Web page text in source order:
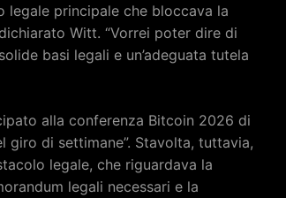
legale principale che bloccava la
Witt. “Vorrei poter dire di
basi legali e un’adeguata tutela
alla conferenza Bitcoin 2026 di
giro di settimane”. Stavolta, tuttavia,
legale, che riguardava la
legali necessari e la